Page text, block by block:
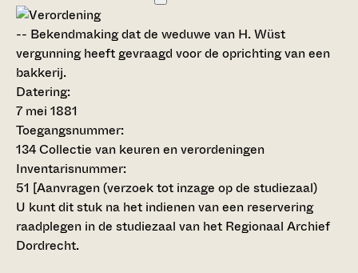
-- Bekendmaking dat de weduwe van H. Wüst
vergunning heeft gevraagd voor de oprichting van een
bakkerij.
Datering:
7 mei 1881
Toegangsnummer:
134 Collectie van keuren en verordeningen
Inventarisnummer:
51 [Aanvragen (verzoek tot inzage op de studiezaal)
U kunt dit stuk na het indienen van een reservering
raadplegen in de studiezaal van het Regionaal Archief
Dordrecht.